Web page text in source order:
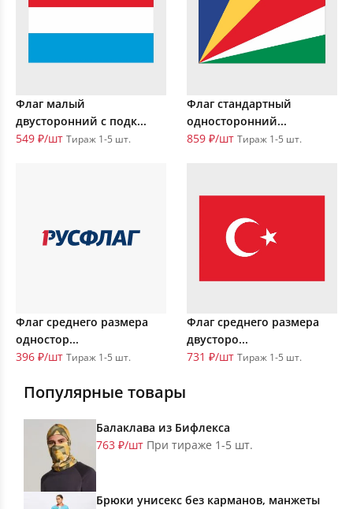
Флаг малый
двусторонний с подк...
549 ₽/шт Тираж 1-5 шт.
Флаг стандартный
односторонний...
859 ₽/шт Тираж 1-5 шт.
Флаг среднего размера
одностор...
396 ₽/шт Тираж 1-5 шт.
Флаг среднего размера
двусторо...
731 ₽/шт Тираж 1-5 шт.
Популярные товары
Балаклава из Бифлекса
763 ₽/шт При тираже 1-5 шт.
Брюки унисекс без карманов, манжеты